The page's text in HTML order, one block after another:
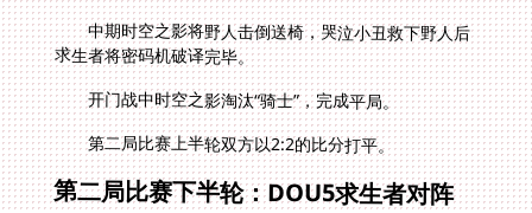
中期时空之影将野人击倒送椅，哭泣小丑救下野人后
求生者将密码机破译完毕。
开门战中时空之影淘汰“骑士”，完成平局。
第二局比赛上半轮双方以2:2的比分打平。
第二局比赛下半轮：DOU5求生者对阵